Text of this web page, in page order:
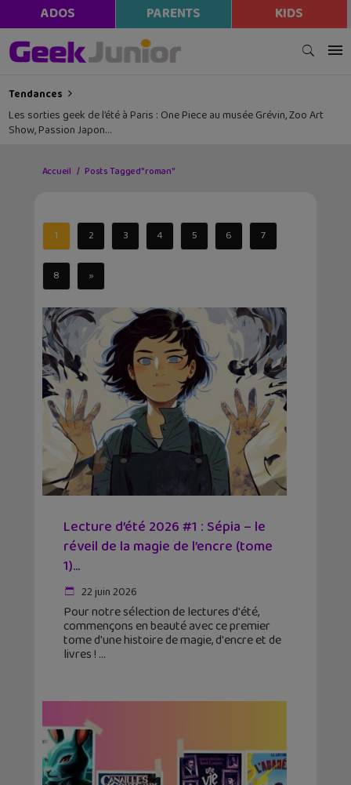
ADOS PARENTS KIDS
Tendances
Les sorties geek de l’été à Paris : One Piece au musée Grévin, Zoo Art
Show, Passion Japon…
Accueil Posts Tagged "roman"
1 2 3 4 5 6 7
8 »
Lecture d’été 2026 #1 : Sépia – le
réveil de la magie de l’encre (tome
1)...
22 juin 2026
Pour notre sélection de lectures d'été,
commençons en beauté avec ce premier
tome d'une histoire de magie, d'encre et de
livres !